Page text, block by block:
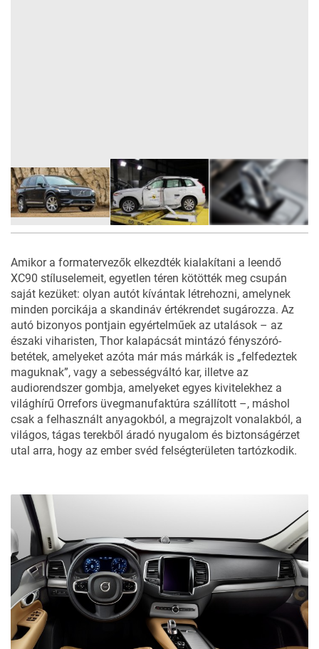
Amikor a formatervezők elkezdték kialakítani a leendő
XC90 stíluselemeit, egyetlen téren kötötték meg csupán
saját kezüket: olyan autót kívántak létrehozni, amelynek
minden porcikája a skandináv értékrendet sugározza. Az
autó bizonyos pontjain egyértelműek az utalások – az
északi viharisten, Thor kalapácsát mintázó fényszóró-
betétek, amelyeket azóta már más márkák is „felfedeztek
maguknak”, vagy a sebességváltó kar, illetve az
audiorendszer gombja, amelyeket egyes kivitelekhez a
világhírű Orrefors üvegmanufaktúra szállított –, máshol
csak a felhasznált anyagokból, a megrajzolt vonalakból, a
világos, tágas terekből áradó nyugalom és biztonságérzet
utal arra, hogy az ember svéd felségterületen tartózkodik.